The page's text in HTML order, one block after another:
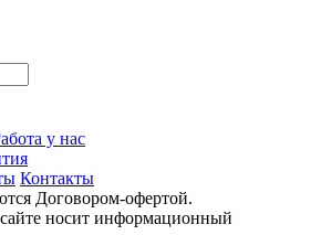
у нас
Контакты
Договором-офертой.
носит информационный